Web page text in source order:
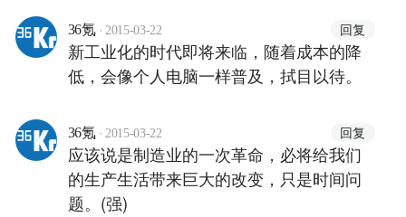
36氪 · 2015-03-22 回复
新工业化的时代即将来临，随着成本的降
低，会像个人电脑一样普及，拭目以待。
36氪 · 2015-03-22 回复
应该说是制造业的一次革命，必将给我们
的生产生活带来巨大的改变，只是时间问
题。(强)